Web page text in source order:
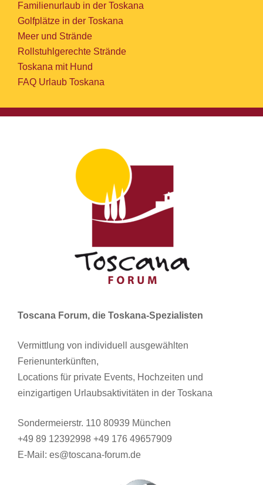
Familienurlaub in der Toskana
Golfplätze in der Toskana
Meer und Strände
Rollstuhlgerechte Strände
Toskana mit Hund
FAQ Urlaub Toskana
Toscana Forum, die Toskana-Spezialisten
Vermittlung von individuell ausgewählten
Ferienunterkünften,
Locations für private Events, Hochzeiten und
einzigartigen Urlaubsaktivitäten in der Toskana
Sondermeierstr. 110 80939 München
+49 89 12392998 +49 176 49657909
E-Mail: es@toscana-forum.de